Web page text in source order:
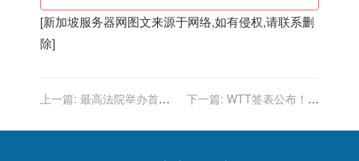
[新加坡服务器网图文来源于网络,如有侵权,请联系删
除]
上一篇: 最高法院举办首届
案例大讲坛 陶凯元、刘贵祥
下一篇: WTT签表公布！林
首轮遭遇新加坡主力